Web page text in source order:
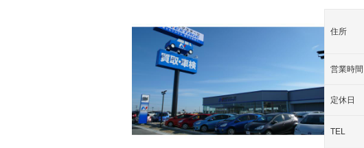
ランフラットタイヤ パワーシート
フルフラットシート チップアップシート
－ シートヒーター － ウォークスルー
－ フロントカメラ － シートエアコン
住所
営業時間
定休日
TEL